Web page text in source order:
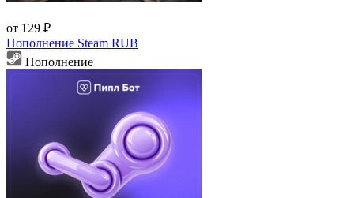
от 129 ₽
Пополнение Steam RUB
Пополнение